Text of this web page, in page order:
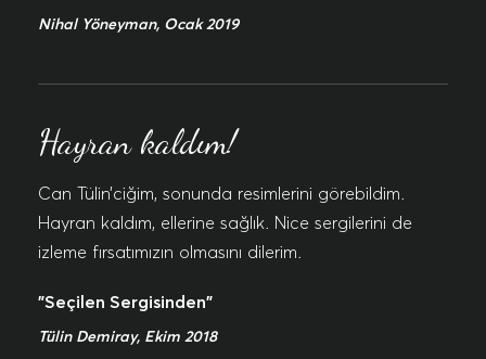
Nihal Yöneyman, Ocak 2019
Hayran kaldım!
Can Tülin’ciğim, sonunda resimlerini görebildim.
Hayran kaldım, ellerine sağlık. Nice sergilerini de
izleme fırsatımızın olmasını dilerim.
"Seçilen Sergisinden"
Tülin Demiray, Ekim 2018